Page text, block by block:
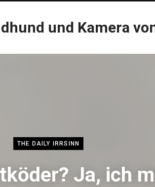
und Kamera
THE DAILY IRRSINN
Ja, ich